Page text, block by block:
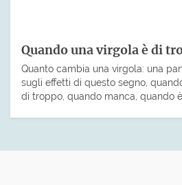
Quando una virgola è di
Quanto cambia una virgola: una
sugli effetti di questo segno,
di troppo, quando manca, quando